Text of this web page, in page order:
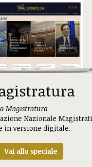
Magistratura
Nazionale Magistrati
in versione digitale.
Vai allo speciale